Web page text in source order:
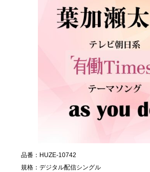
品番：HUZE-10742
規格：デジタル配信シングル